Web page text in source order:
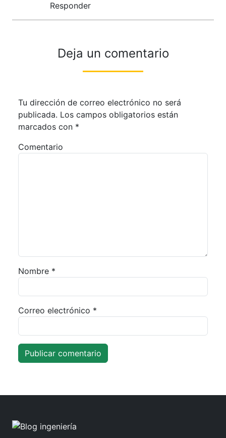
Responder
Deja un comentario
Tu dirección de correo electrónico no será
publicada. Los campos obligatorios están
marcados con *
Comentario
Nombre *
Correo electrónico *